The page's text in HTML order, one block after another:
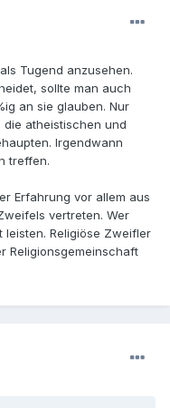
Tugend anzusehen.
sollte man auch
an sie glauben. Nur
atheistischen und
Irgendwann
treffen.
Erfahrung vor allem aus
vertreten. Wer
Religiöse Zweifler
Religionsgemeinschaft